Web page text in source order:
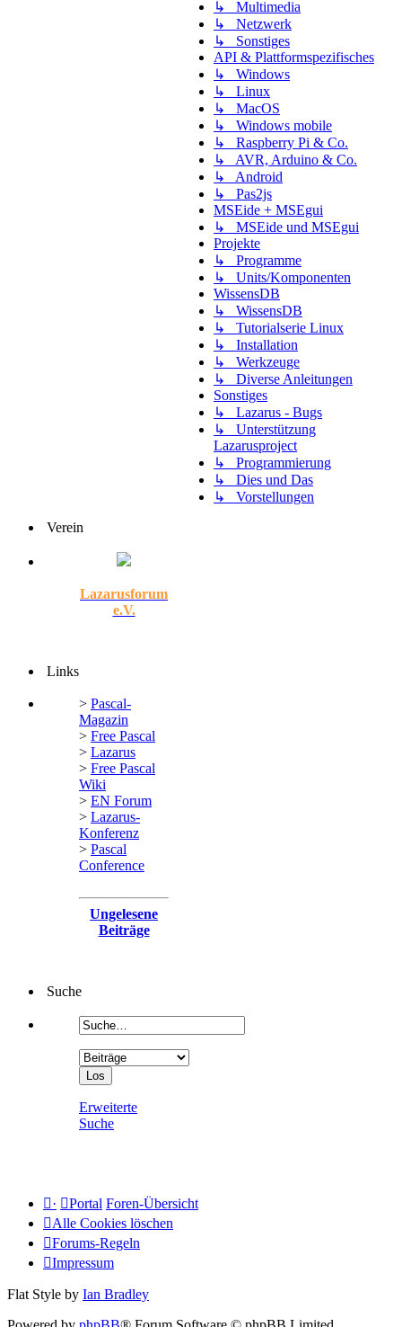
↳ Multimedia
↳ Netzwerk
↳ Sonstiges
API & Plattformspezifisches
↳ Windows
↳ Linux
↳ MacOS
↳ Windows mobile
↳ Raspberry Pi & Co.
↳ AVR, Arduino & Co.
↳ Android
↳ Pas2js
MSEide + MSEgui
↳ MSEide und MSEgui
Projekte
↳ Programme
↳ Units/Komponenten
WissensDB
↳ WissensDB
↳ Tutorialserie Linux
↳ Installation
↳ Werkzeuge
↳ Diverse Anleitungen
Sonstiges
↳ Lazarus - Bugs
↳ Unterstützung
Lazarusproject
↳ Programmierung
↳ Dies und Das
↳ Vorstellungen
Verein
Lazarusforum
e.V.
Links
> Pascal-
Magazin
> Free Pascal
> Lazarus
> Free Pascal
Wiki
> EN Forum
> Lazarus-
Konferenz
> Pascal
Conference
Ungelesene
Beiträge
Suche
Erweiterte
Suche
· Portal Foren-Übersicht
Alle Cookies löschen
Forums-Regeln
Impressum
Flat Style by Ian Bradley